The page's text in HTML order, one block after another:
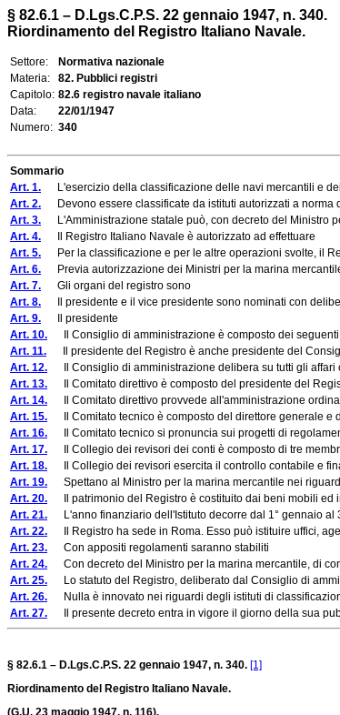
§ 82.6.1 – D.Lgs.C.P.S. 22 gennaio 1947, n. 340.
Riordinamento del Registro Italiano Navale.
Settore:
Normativa nazionale
Materia:
82. Pubblici registri
Capitolo: 82.6 registro navale italiano
Data:
22/01/1947
Numero: 340
Sommario
Art. 1. L'esercizio della classificazione delle navi mercantili e
Art. 2. Devono essere classificate da istituti autorizzati a norma
Art. 3. L'Amministrazione statale può, con decreto del Ministro
Art. 4. Il Registro Italiano Navale è autorizzato ad effettuare
Art. 5. Per la classificazione e per le altre operazioni svolte, il
Art. 6. Previa autorizzazione dei Ministri per la marina
Art. 7. Gli organi del registro sono
Art. 8. Il presidente e il vice presidente sono nominati con
Art. 9. Il presidente
Art. 10. Il Consiglio di amministrazione è composto dei seguenti
Art. 11. Il presidente del Registro è anche presidente del
Art. 12. Il Consiglio di amministrazione delibera su tutti gli affari
Art. 13. Il Comitato direttivo è composto del presidente del
Art. 14. Il Comitato direttivo provvede all'amministrazione
Art. 15. Il Comitato tecnico è composto del direttore generale e
Art. 16. Il Comitato tecnico si pronuncia sui progetti di
Art. 17. Il Collegio dei revisori dei conti è composto di tre
Art. 18. Il Collegio dei revisori esercita il controllo contabile e
Art. 19. Spettano al Ministro per la marina mercantile nei
Art. 20. Il patrimonio del Registro è costituito dai beni mobili ed
Art. 21. L'anno finanziario dell'Istituto decorre dal 1° gennaio al
Art. 22. Il Registro ha sede in Roma. Esso può istituire uffici,
Art. 23. Con appositi regolamenti saranno stabiliti
Art. 24. Con decreto del Ministro per la marina mercantile, di
Art. 25. Lo statuto del Registro, deliberato dal Consiglio di
Art. 26. Nulla è innovato nei riguardi degli istituti di
Art. 27. Il presente decreto entra in vigore il giorno della sua
§ 82.6.1 – D.Lgs.C.P.S. 22 gennaio 1947, n. 340. [1]
Riordinamento del Registro Italiano Navale.
(G.U. 23 maggio 1947, n. 116).